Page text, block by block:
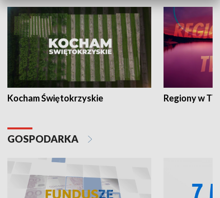
Kocham Świętokrzyskie Regiony w
GOSPODARKA